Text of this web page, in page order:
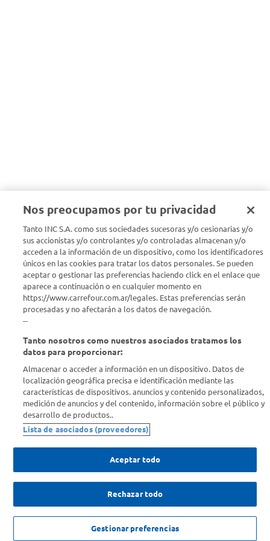
Nos preocupamos por tu privacidad
Tanto INC S.A. como sus sociedades sucesoras y/o cesionarias y/o
sus accionistas y/o controlantes y/o controladas almacenan y/o
acceden a la información de un dispositivo, como los identificadores
únicos en las cookies para tratar los datos personales. Se pueden
aceptar o gestionar las preferencias haciendo click en el enlace que
aparece a continuación o en cualquier momento en
https://www.carrefour.com.ar/legales. Estas preferencias serán
procesadas y no afectarán a los datos de navegación.
--
Tanto nosotros como nuestros asociados tratamos los
datos para proporcionar:
Almacenar o acceder a información en un dispositivo. Datos de
localización geográfica precisa e identificación mediante las
características de dispositivos. anuncios y contenido personalizados,
medición de anuncios y del contenido, información sobre el público y
desarrollo de productos..
Lista de asociados (proveedores)
Aceptar todo
Rechazar todo
Gestionar preferencias